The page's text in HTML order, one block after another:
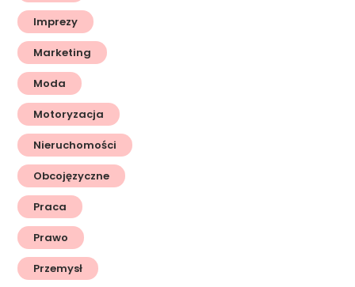
Imprezy
Marketing
Moda
Motoryzacja
Nieruchomości
Obcojęzyczne
Praca
Prawo
Przemysł